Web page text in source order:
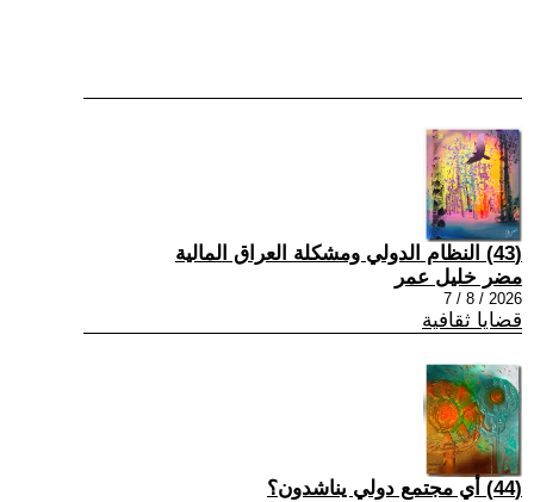
(43) النظام الدولي ومشكلة العراق المالية
مضر خليل عمر
2026 / 8 / 7
قضايا ثقافية
(44) أي مجتمع دولي يناشدون؟